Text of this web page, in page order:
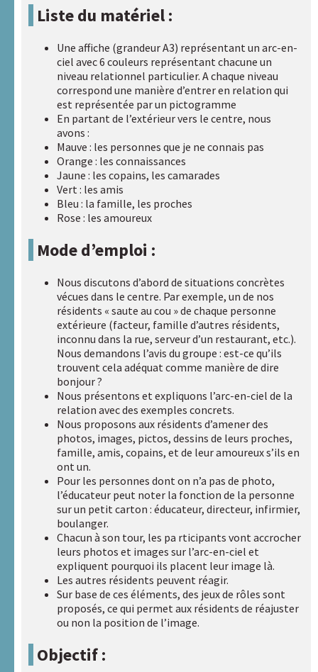
Compléments
et des
hommes »
utiles
Actualités
Rechercher :
Nos
sites
A.R.A.P.H.
Badiane
Handicap
Santé
Handicaps
Sexualités
moteur
Réseau
Liste du matériel :
Une affiche (grandeur A3) représentant un arc-en-
ciel avec 6 couleurs représentant chacune un
niveau relationnel particulier. A chaque niveau
correspond une manière d’entrer en relation qui
est représentée par un pictogramme
En partant de l’extérieur vers le centre, nous
avons :
Mauve : les personnes que je ne connais pas
Orange : les connaissances
Jaune : les copains, les camarades
Vert : les amis
Bleu : la famille, les proches
Rose : les amoureux
Mode d’emploi :
Nous discutons d’abord de situations concrètes
vécues dans le centre. Par exemple, un de nos
résidents « saute au cou » de chaque personne
extérieure (facteur, famille d’autres résidents,
inconnu dans la rue, serveur d’un restaurant, etc.).
Nous demandons l’avis du groupe : est-ce qu’ils
trouvent cela adéquat comme manière de dire
bonjour ?
Nous présentons et expliquons l’arc-en-ciel de la
relation avec des exemples concrets.
Nous proposons aux résidents d’amener des
photos, images, pictos, dessins de leurs proches,
famille, amis, copains, et de leur amoureux s’ils en
ont un.
Pour les personnes dont on n’a pas de photo,
l’éducateur peut noter la fonction de la personne
sur un petit carton : éducateur, directeur, infirmier,
boulanger.
Chacun à son tour, les pa rticipants vont accrocher
leurs photos et images sur l’arc-en-ciel et
expliquent pourquoi ils placent leur image là.
Les autres résidents peuvent réagir.
Sur base de ces éléments, des jeux de rôles sont
proposés, ce qui permet aux résidents de réajuster
ou non la position de l’image.
Objectif :